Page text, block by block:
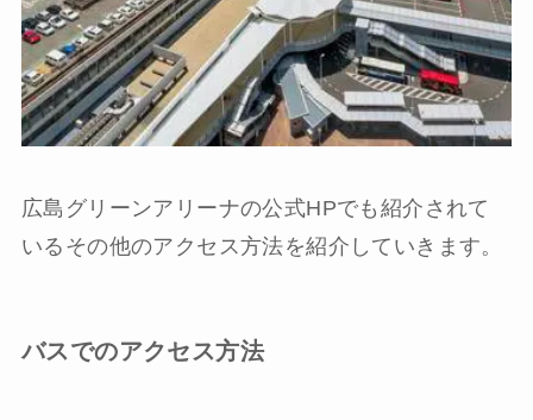
広島グリーンアリーナの公式HPでも紹介されて
いるその他のアクセス方法を紹介していきます。
バスでのアクセス方法